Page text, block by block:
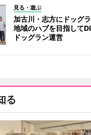
見る・遊ぶ
加古川・志方にドッグ
地域のハブを目指して
ドッグラン運営
る